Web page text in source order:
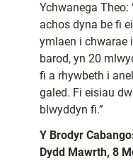
Ychwanega Theo:
achos dyna be fi
ymlaen i chwarae i
barod, yn 20
fi a rhywbeth i
galed. Fi eisiau
blwyddyn fi.”
Y Brodyr
Dydd Mawrth, 8